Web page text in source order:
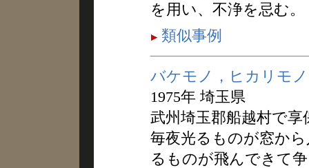
を用い、不浄を忌む。
類似事例
バケモノ，ヒカリモ
1975年 埼玉県
武州埼玉郡船越村で
毎夜光るものが窓か
るものが飛んできて